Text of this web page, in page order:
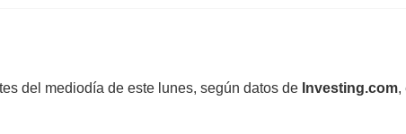
del mediodía de este lunes, según datos de Investing.com,